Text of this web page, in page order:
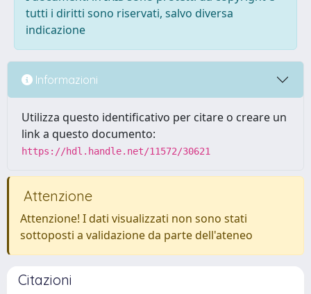
tutti i diritti sono riservati, salvo diversa
indicazione
Informazioni
Utilizza questo identificativo per citare o creare un
link a questo documento:
https://hdl.handle.net/11572/30621
Attenzione
Attenzione! I dati visualizzati non sono stati
sottoposti a validazione da parte dell'ateneo
Citazioni